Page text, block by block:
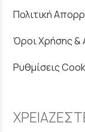
Πολιτική
Όροι Χρήσης &
Ρυθμίσεις